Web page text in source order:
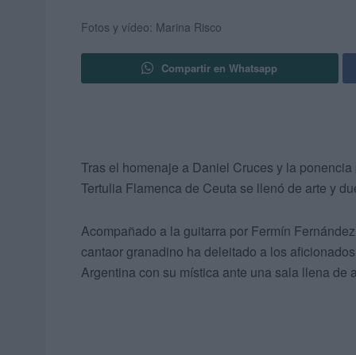
Fotos y vídeo: Marina Risco
Compartir en Whatsapp
Tras el homenaje a Daniel Cruces y la
Tertulia Flamenca de Ceuta se llenó de arte y
Acompañado a la guitarra por Fermín
cantaor granadino ha deleitado a los
Argentina con su mística ante una sala llena de